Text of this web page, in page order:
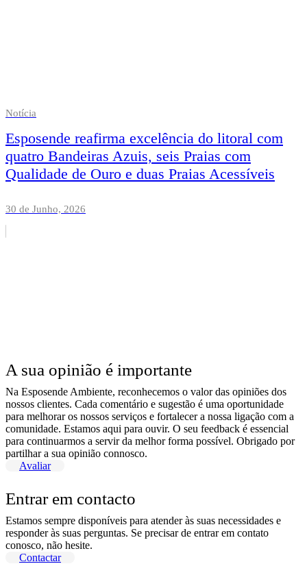
Notícia
Esposende reafirma excelência do litoral com
quatro Bandeiras Azuis, seis Praias com
Qualidade de Ouro e duas Praias Acessíveis
30 de Junho, 2026
A sua opinião é importante
Na Esposende Ambiente, reconhecemos o valor das opiniões dos
nossos clientes. Cada comentário e sugestão é uma oportunidade
para melhorar os nossos serviços e fortalecer a nossa ligação com a
comunidade. Estamos aqui para ouvir. O seu feedback é essencial
para continuarmos a servir da melhor forma possível. Obrigado por
partilhar a sua opinião connosco.
Avaliar
Entrar em contacto
Estamos sempre disponíveis para atender às suas necessidades e
responder às suas perguntas. Se precisar de entrar em contato
conosco, não hesite.
Contactar